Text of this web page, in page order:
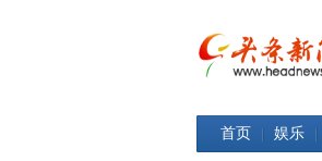
首页 娱乐